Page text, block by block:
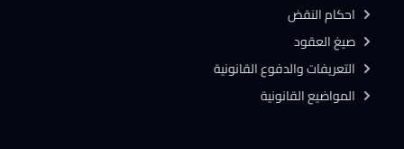
احكام النقض
صيغ العقود
التعريفات والدفوع القانونية
المواضيع القانونية